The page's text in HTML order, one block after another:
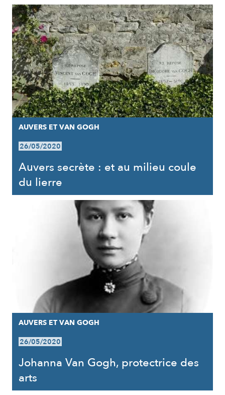
RÉSULTATS
AUVERS ET VAN GOGH
26/05/2020
Auvers secrète : et au milieu coule
du lierre
AUVERS ET VAN GOGH
26/05/2020
Johanna Van Gogh, protectrice des
arts